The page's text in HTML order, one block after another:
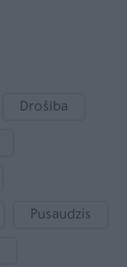
Drošība
Pusaudzis